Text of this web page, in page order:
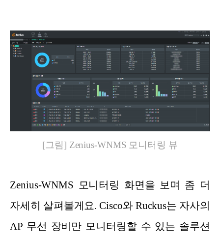
[그림] Zenius-WNMS 모니터링 뷰
Zenius-WNMS 모니터링 화면을 보며 좀 더
자세히 살펴볼게요. Cisco와 Ruckus는 자사의
AP 무선 장비만 모니터링할 수 있는 솔루션